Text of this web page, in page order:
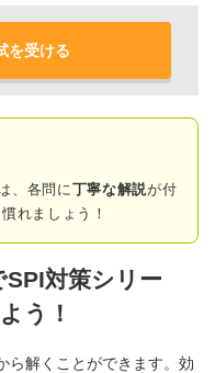
を受ける
、各問に丁寧な解説が付
れましょう！
SPI対策シリー
う！
ら解くことができます。効